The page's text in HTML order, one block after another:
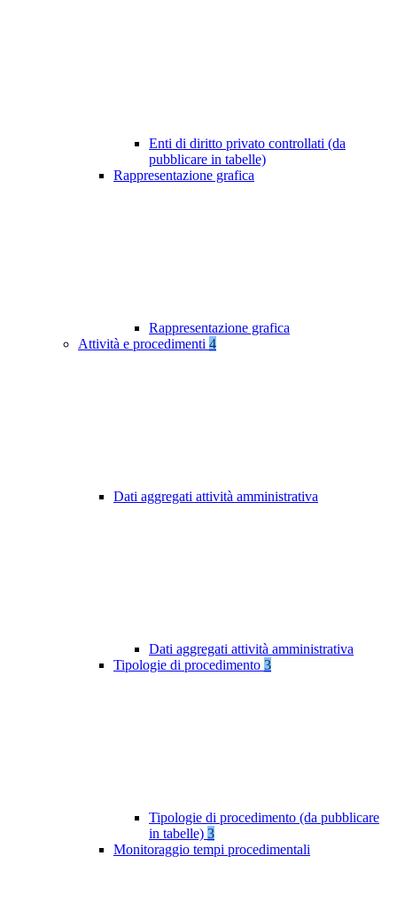
Enti di diritto privato controllati (da
pubblicare in tabelle)
Rappresentazione grafica
Rappresentazione grafica
Attività e procedimenti 4
Dati aggregati attività amministrativa
Dati aggregati attività amministrativa
Tipologie di procedimento 3
Tipologie di procedimento (da pubblicare
in tabelle) 3
Monitoraggio tempi procedimentali